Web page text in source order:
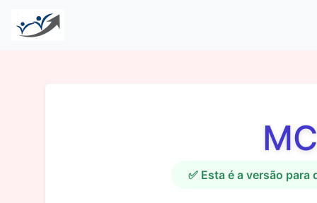
✅ Esta é a versão